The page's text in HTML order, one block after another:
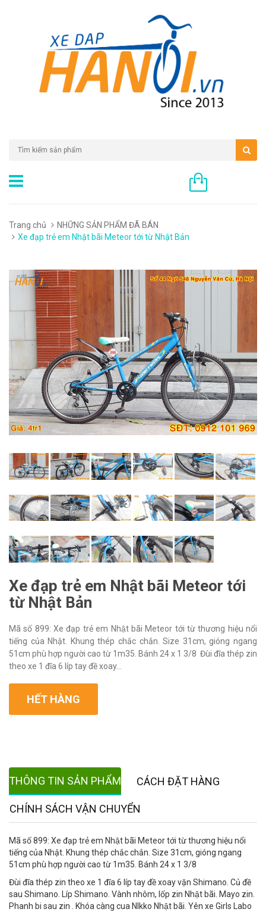
Trang chủ
NHỮNG SẢN PHẨM ĐÃ BÁN
Xe đạp trẻ em Nhật bãi Meteor tới từ Nhật Bản
Xe đạp trẻ em Nhật bãi Meteor tới
từ Nhật Bản
Mã số 899: Xe đạp trẻ em Nhật bãi Meteor tới từ thương hiệu nổi
tiếng của Nhật. Khung thép chắc chắn. Size 31cm, gióng ngang
51cm phù hợp người cao từ 1m35. Bánh 24 x 1 3/8 Đùi đĩa thép zin
theo xe 1 đĩa 6 líp tay đề xoay...
HẾT HÀNG
THÔNG TIN SẢN PHẨM CÁCH ĐẶT HÀNG
CHÍNH SÁCH VẬN CHUYỂN
Mã số 899: Xe đạp trẻ em Nhật bãi Meteor tới từ thương hiệu nổi
tiếng của Nhật. Khung thép chắc chắn. Size 31cm, gióng ngang
51cm phù hợp người cao từ 1m35. Bánh 24 x 1 3/8
Đùi đĩa thép zin theo xe 1 đĩa 6 líp tay đề xoay vặn Shimano. Củ đề
sau Shimano. Líp Shimano. Vành nhôm, lốp zin Nhật bãi. Mayo zin.
Phanh bi sau zin . Khóa càng cua NIkko Nhật bãi. Yên xe Girls Labo